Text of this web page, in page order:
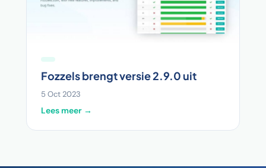
Fozzels brengt versie 2.9.0 uit
5 Oct 2023
Lees meer →